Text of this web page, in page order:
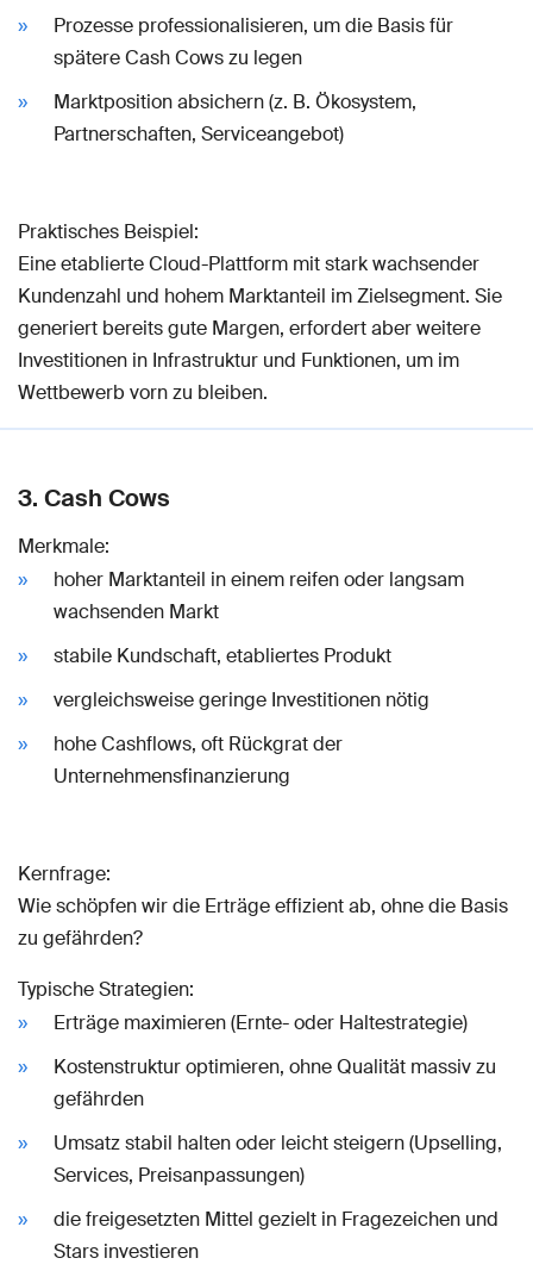
Prozesse professionalisieren, um die Basis für
spätere Cash Cows zu legen
Marktposition absichern (z. B. Ökosystem,
Partnerschaften, Serviceangebot)
Praktisches Beispiel:
Eine etablierte Cloud-Plattform mit stark wachsender
Kundenzahl und hohem Marktanteil im Zielsegment. Sie
generiert bereits gute Margen, erfordert aber weitere
Investitionen in Infrastruktur und Funktionen, um im
Wettbewerb vorn zu bleiben.
3. Cash Cows
Merkmale:
hoher Marktanteil in einem reifen oder langsam
wachsenden Markt
stabile Kundschaft, etabliertes Produkt
vergleichsweise geringe Investitionen nötig
hohe Cashflows, oft Rückgrat der
Unternehmensfinanzierung
Kernfrage:
Wie schöpfen wir die Erträge effizient ab, ohne die Basis
zu gefährden?
Typische Strategien:
Erträge maximieren (Ernte- oder Haltestrategie)
Kostenstruktur optimieren, ohne Qualität massiv zu
gefährden
Umsatz stabil halten oder leicht steigern (Upselling,
Services, Preisanpassungen)
die freigesetzten Mittel gezielt in Fragezeichen und
Stars investieren